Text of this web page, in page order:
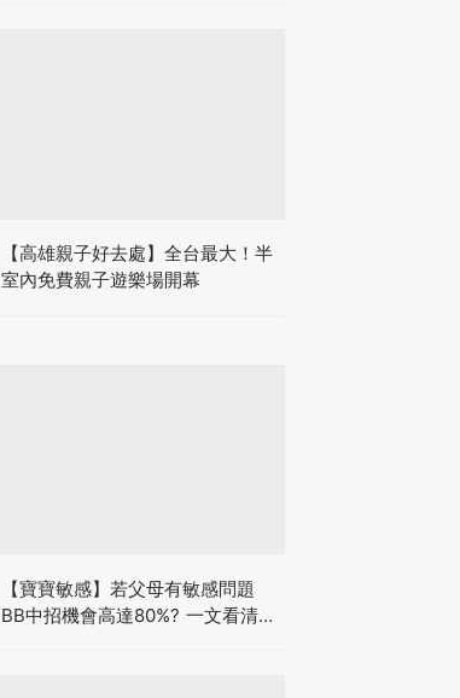
【高雄親子好去處】全台最大！半
室內免費親子遊樂場開幕
【寶寶敏感】若父母有敏感問題
BB中招機會高達80%? 一文看清預